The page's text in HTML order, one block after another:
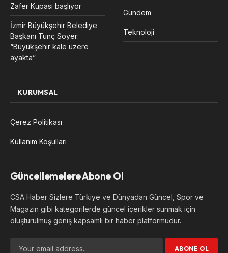
Zafer Kupası başlıyor
İzmir Büyükşehir Belediye
Başkanı Tunç Soyer:
“Büyükşehir kale üzere
ayakta”
Gündem
Teknoloji
KURUMSAL
Çerez Politikası
Kullanım Koşulları
Güncellemelere Abone Ol
CSA Haber Sizlere Türkiye ve Dünyadan Güncel, Spor ve
Magazin gibi kategorilerde güncel içerikler sunmak için
oluşturulmuş geniş kapsamlı bir haber platformudur.